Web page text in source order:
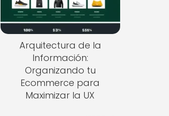
Arquitectura de la
Información:
Organizando tu
Ecommerce para
Maximizar la UX